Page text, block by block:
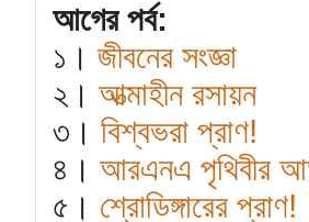
আগের পর্ব:
১। জীবনের সংজ্ঞা
২। আত্মাহীন রসায়ন
৩। বিশ্বভরা প্রাণ!
৪। আরএনএ পৃথিবীর
৫। শ্রোডিঙ্গারের প্রাণ!